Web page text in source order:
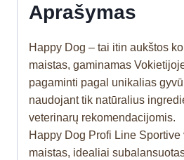
Aprašymas
Happy Dog – tai itin aukštos
maistas, gaminamas
pagaminti pagal unikalias
naudojant tik natūralius
veterinarų rekomendacijomis.
Happy Dog Profi Line
maistas, idealiai